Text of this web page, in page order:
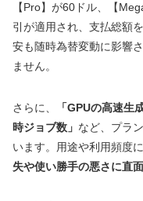
【Pro】が60ドル、【
引が適用され、支払総額
安も随時為替変動に影響
ません。
さらに、
「GPUの高速生
時ジョブ数」 など、プラ
います。用途や利用頻度
失や使い勝手の悪さに直